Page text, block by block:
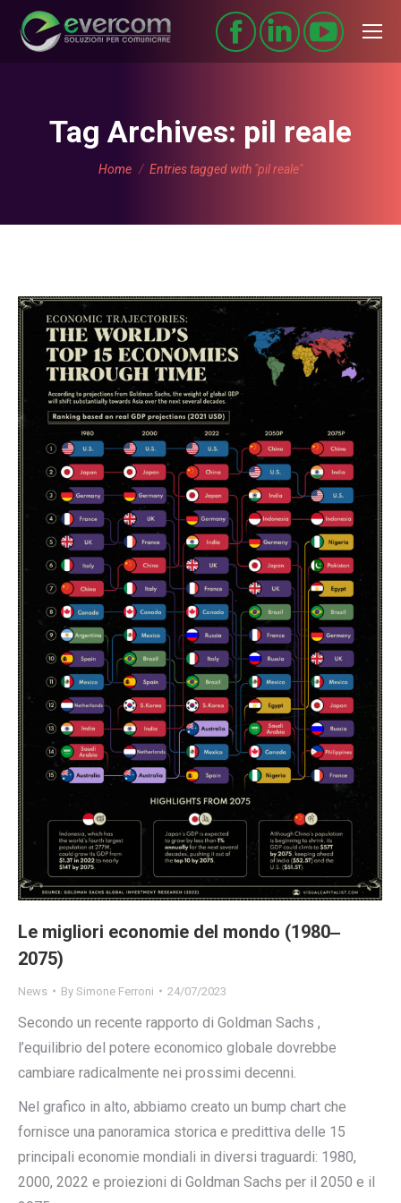
Tag Archives: pil reale
You are here:
Home Entries tagged with "pil reale"
Le migliori economie del mondo (1980‒
2075)
News By Simone Ferroni 24/07/2023
Secondo un recente rapporto di Goldman Sachs ,
l’equilibrio del potere economico globale dovrebbe
cambiare radicalmente nei prossimi decenni.
Nel grafico in alto, abbiamo creato un bump chart che
fornisce una panoramica storica e predittiva delle 15
principali economie mondiali in diversi traguardi: 1980,
2000, 2022 e proiezioni di Goldman Sachs per il 2050 e il